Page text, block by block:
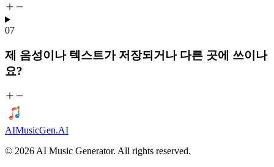
07
제 음성이나 텍스트가 저장되거나 다른 곳에 쓰이나
요?
AIMusicGen.AI
© 2026 AI Music Generator. All rights reserved.